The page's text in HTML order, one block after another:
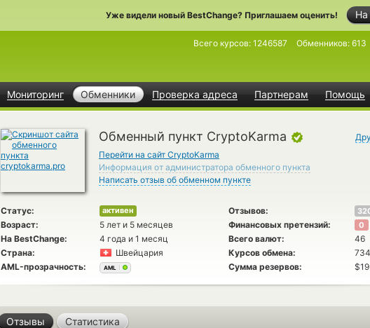
На
Уже видели новый BestChange? Приглашаем оценить!
Мониторинг Обменники Проверка адреса Партнерам Помощь
Всего курсов: 1246587 Обменников: 613
Обменный пункт CryptoKarma
Перейти на сайт CryptoKarma
Информация от администратора обменного пункта
Написать отзыв об обменном пункте
Статус: активен Отзывов:
Возраст: 5 лет и 5 месяцев Финансовых претензий: 0
На BestChange: 4 года и 1 месяц Всего валют:
46
Страна:
Швейцария Курсов обмена:
734
AML-прозрачность:
AML Сумма резервов:
Отзывы Статистика